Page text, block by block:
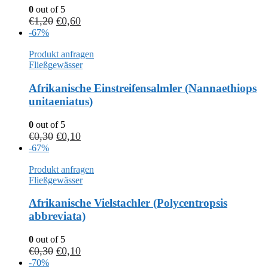
0 out of 5
€1,20 €0,60
-67%
Produkt anfragen
Fließgewässer
Afrikanische Einstreifensalmler (Nannaethiops
unitaeniatus)
0 out of 5
€0,30 €0,10
-67%
Produkt anfragen
Fließgewässer
Afrikanische Vielstachler (Polycentropsis
abbreviata)
0 out of 5
€0,30 €0,10
-70%